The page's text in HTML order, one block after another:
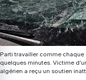
Parti travailler comme chaque
quelques minutes. Victime
algérien a reçu un soutien